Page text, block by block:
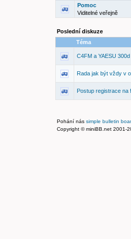
Pomoc
Viditelné veřejně
Poslední diskuze
Téma
C4FM a YAESU 300d
Rada jak být vždy v
Postup registrace na
Pohání nás simple bulletin
Copyright © miniBB.net 2001-